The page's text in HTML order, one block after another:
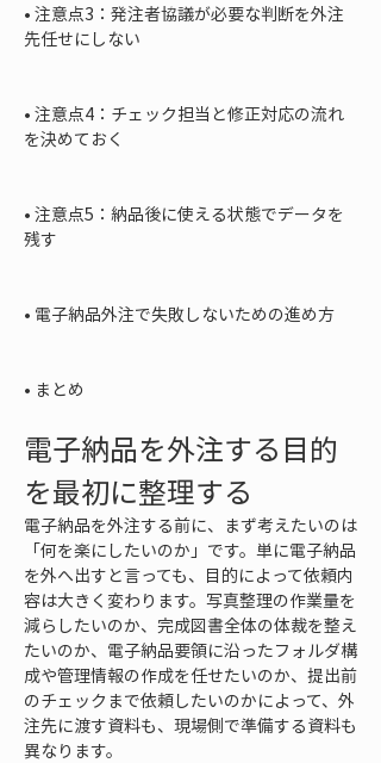
• 注意点3：発注者協議が必要な判断を外注
先任せにしない
• 注意点4：チェック担当と修正対応の流れ
を決めておく
• 注意点5：納品後に使える状態でデータを
残す
• 電子納品外注で失敗しないための進め方
• まとめ
電子納品を外注する目的
を最初に整理する
電子納品を外注する前に、まず考えたいのは
「何を楽にしたいのか」です。単に電子納品
を外へ出すと言っても、目的によって依頼内
容は大きく変わります。写真整理の作業量を
減らしたいのか、完成図書全体の体裁を整え
たいのか、電子納品要領に沿ったフォルダ構
成や管理情報の作成を任せたいのか、提出前
のチェックまで依頼したいのかによって、外
注先に渡す資料も、現場側で準備する資料も
異なります。